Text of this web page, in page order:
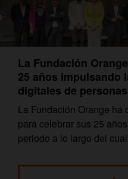
La Fundación
25 años impulsando
digitales de
La Fundación Orange ha
para celebrar sus 25
periodo a lo largo del